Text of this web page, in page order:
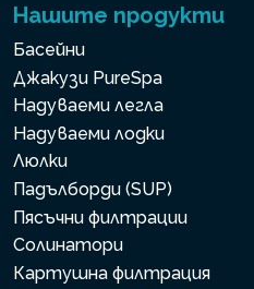
Нашите продукти
Басейни
Джакузи PureSpa
Надуваеми легла
Надуваеми лодки
Люлки
Падълборди (SUP)
Пясъчни филтрации
Солинатори
Картушна филтрация